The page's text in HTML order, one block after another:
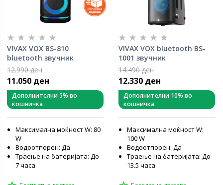
VIVAX VOX BS-810
bluetooth звучник
12.990 ден
11.050 ден
Дополнителни 5% во
кошничка
Максимална моќност W: 80
W
Водоотпорен: Да
Траење на батеријата: До
7 часа
VIVAX VOX bluetooth BS-
1001 звучник
14.490 ден
12.330 ден
Дополнителни 10% во
кошничка
Максимална моќност W:
100 W
Водоотпорен: Да
Траење на батеријата: До
13.5 часа